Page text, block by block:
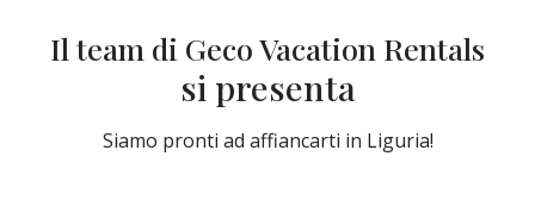
Il team di Geco Vacation Rentals
si presenta
Siamo pronti ad affiancarti in Liguria!